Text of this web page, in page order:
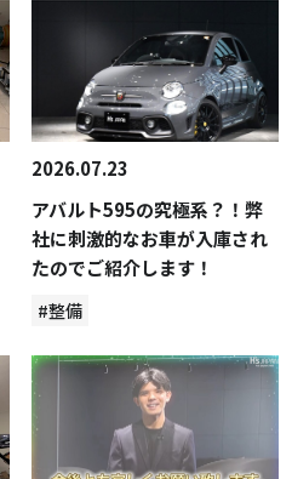
2026.07.23
アバルト595の究極系？！弊
社に刺激的なお車が入庫され
たのでご紹介します！
#整備